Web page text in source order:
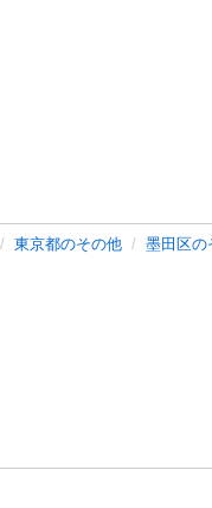
東京都のその他 墨田区の